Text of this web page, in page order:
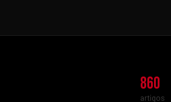
860
artigos